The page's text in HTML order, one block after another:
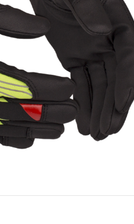
Bygg- och